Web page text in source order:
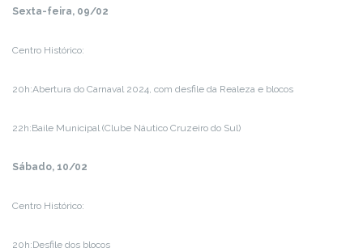
Sexta-feira, 09/02
Centro Histórico:
20h:Abertura do Carnaval 2024, com desfile da Realeza e blocos
22h:Baile Municipal (Clube Náutico Cruzeiro do Sul)
Sábado, 10/02
Centro Histórico:
20h:Desfile dos blocos